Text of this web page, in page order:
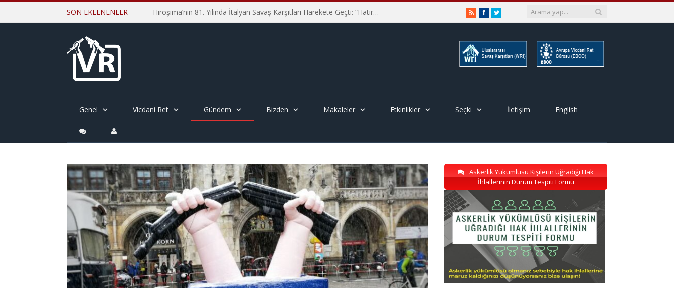
SON EKLENENLER Hiroşima’nın 81. Yılında İtalyan Savaş Karşıtları Harekete Geçti: “Hatırlamak yeterli değil” RSSFacebookTwitter
Genel Vicdani Ret Gündem Bizden Makaleler Etkinlikler Seçki İletişim English
Askerlik Yükümlüsü Kişilerin Uğradığı Hak
İhlallerinin Durum Tespiti Formu